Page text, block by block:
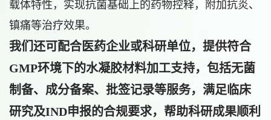
载体特性，实现抗菌基础上的药物控释，附加抗炎、
镇痛等治疗效果。
我们还可配合医药企业或科研单位，提供符合
GMP环境下的水凝胶材料加工支持，包括无菌
制备、成分备案、批签记录等服务，满足临床
研究及IND申报的合规要求，帮助科研成果顺利